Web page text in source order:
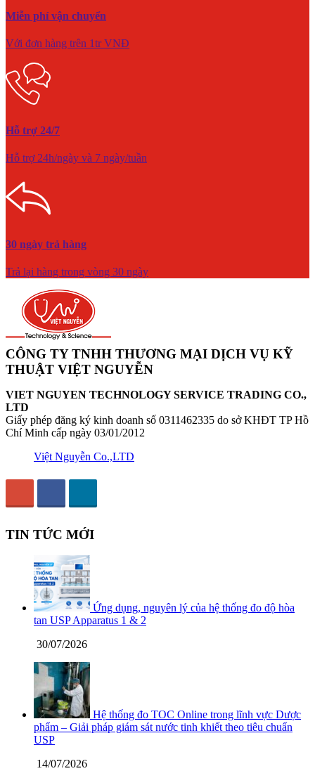
Miễn phí vận chuyển
Với đơn hàng trên 1tr VNĐ
Hỗ trợ 24/7
Hỗ trợ 24h/ngày và 7 ngày/tuần
30 ngày trả hàng
Trả lại hàng trong vòng 30 ngày
CÔNG TY TNHH THƯƠNG MẠI DỊCH VỤ KỸ
THUẬT VIỆT NGUYỄN
VIET NGUYEN TECHNOLOGY SERVICE TRADING CO.,
LTD
Giấy phép đăng ký kinh doanh số 0311462335 do sở KHĐT TP Hồ
Chí Minh cấp ngày 03/01/2012
Việt Nguyễn Co.,LTD
TIN TỨC MỚI
Ứng dụng, nguyên lý của hệ thống đo độ hòa
tan USP Apparatus 1 & 2
30/07/2026
Hệ thống đo TOC Online trong lĩnh vực Dược
phẩm – Giải pháp giám sát nước tinh khiết theo tiêu chuẩn
USP
14/07/2026